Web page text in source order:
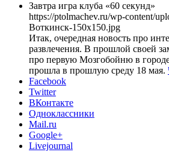
Завтра игра клуба «60 секунд»
https://ptolmachev.ru/wp-content/
Воткинск-150x150.jpg
Итак, очередная новость про
развлечения. В прошлой своей
про первую Мозгобойню в
прошла в прошлую среду 18 мая.
Facebook
Twitter
ВКонтакте
Одноклассники
Mail.ru
Google+
Livejournal